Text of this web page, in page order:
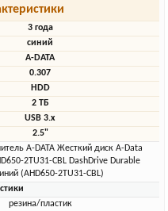
3 года
синий
A-DATA
0.307
HDD
2 ТБ
USB 3.x
2.5"
A-DATA Жесткий диск A-Data
2TU31-CBL DashDrive Durable
(AHD650-2TU31-CBL)
резина/пластик